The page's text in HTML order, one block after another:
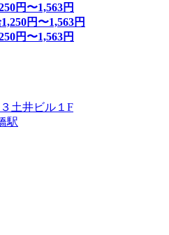
円〜1,563円
1,250円〜1,563円
円〜1,563円
土井ビル１F
駅